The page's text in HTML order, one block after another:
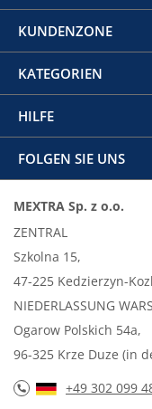
KUNDENZONE
KATEGORIEN
HILFE
FOLGEN SIE UNS
MEXTRA Sp. z o.o.
ZENTRAL
Szkolna 15,
47-225 Kedzierzyn-
NIEDERLASSUNG
Ogarow Polskich 54a,
96-325 Krze Duze (in
+49 302 099